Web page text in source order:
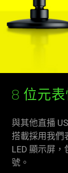
8 位元表
與其他直播
搭載採用我們
LED 顯示屏
號。